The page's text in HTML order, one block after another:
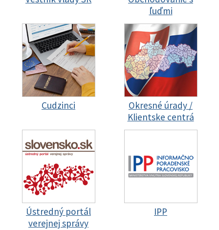
ľuďmi
Cudzinci
Okresné úrady /
Klientske centrá
Ústredný portál
verejnej správy
IPP